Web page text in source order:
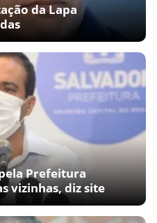
da Lapa
Prefeitura
vizinhas, diz site